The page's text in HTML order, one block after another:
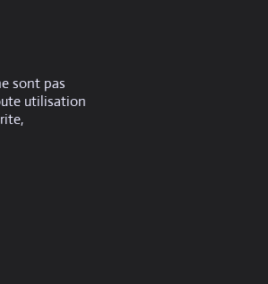
sont pas
utilisation